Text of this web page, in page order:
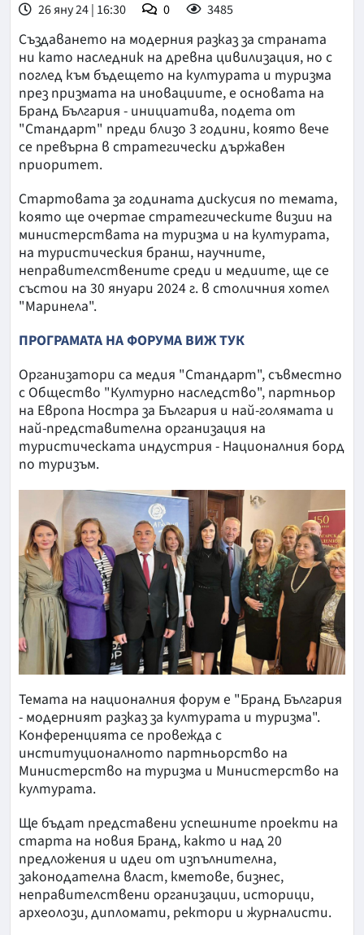
26 яну 24 | 16:30 0 3485
Създаването на модерния разказ за страната
ни като наследник на древна цивилизация, но с
поглед към бъдещето на културата и туризма
през призмата на иновациите, е основата на
Бранд България - инициатива, подета от
"Стандарт" преди близо 3 години, която вече
се превърна в стратегически държавен
приоритет.
Стартовата за годината дискусия по темата,
която ще очертае стратегическите визии на
министерствата на туризма и на културата,
на туристическия бранш, научните,
неправителствените среди и медиите, ще се
състои на 30 януари 2024 г. в столичния хотел
"Маринела".
ПРОГРАМАТА НА ФОРУМА ВИЖ ТУК
Организатори са медия "Стандарт", съвместно
с Общество "Културно наследство", партньор
на Европа Ностра за България и най-голямата и
най-представителна организация на
туристическата индустрия - Националния борд
по туризъм.
Темата на националния форум е "Бранд България
- модерният разказ за културата и туризма".
Конференцията се провежда с
институционалното партньорство на
Министерство на туризма и Министерство на
културата.
Ще бъдат представени успешните проекти на
старта на новия Бранд, както и над 20
предложения и идеи от изпълнителна,
законодателна власт, кметове, бизнес,
неправителствени организации, историци,
археолози, дипломати, ректори и журналисти.